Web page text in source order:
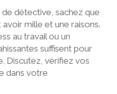
détective, sachez que
mille et une raisons.
au travail ou un
suffisent pour
Discutez, vérifiez vos
dans votre